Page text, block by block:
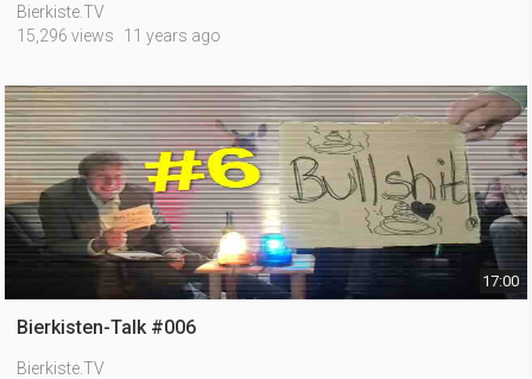
Bierkiste.TV
15,296 views
11 years ago
17:00
Bierkisten-Talk #006
Bierkiste.TV